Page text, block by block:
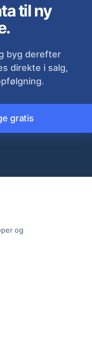
til ny
byg derefter
direkte i salg,
gratis
og